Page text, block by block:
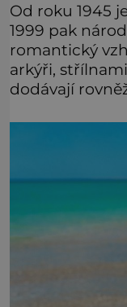
Od roku 1945
1999 pak
romantický
arkýři,
dodávají